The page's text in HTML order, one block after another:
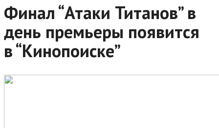
Финал “Атаки Титанов” в
день премьеры появится
в “Кинопоиске”